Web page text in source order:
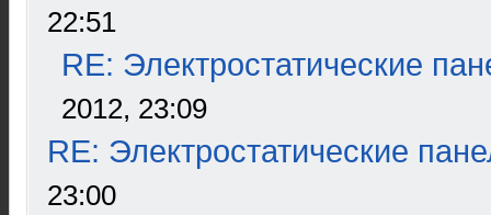
22:51
RE: Электростатические
2012, 23:09
RE: Электростатические
23:00